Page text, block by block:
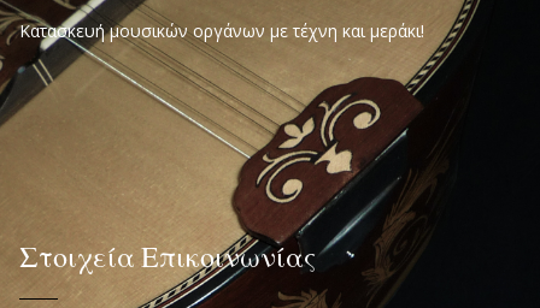
Κατασκευή μουσικών οργάνων με τέχνη και μεράκι!
Στοιχεία Επικοινωνίας